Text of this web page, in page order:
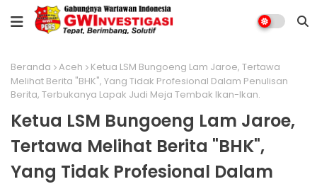
Beranda Aceh
Ketua LSM Bungoeng Lam Jaroe, Tertawa
Melihat Berita "BHK", Yang Tidak Profesional Dalam Penulisan
Berita, Terbukanya Lapak Judi Meja Tembak Ikan-Ikan.
Ketua LSM Bungoeng Lam Jaroe,
Tertawa Melihat Berita "BHK",
Yang Tidak Profesional Dalam